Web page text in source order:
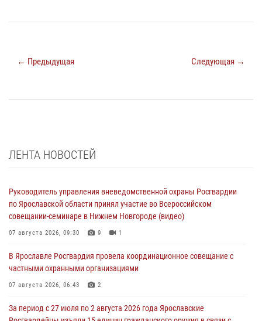
← Предыдущая Следующая →
ЛЕНТА НОВОСТЕЙ
Руководитель управления вневедомственной охраны Росгвардии
по Ярославской области принял участие во Всероссийском
совещании-семинаре в Нижнем Новгороде (видео)
07 августа 2026, 09:30 9 1
В Ярославле Росгвардия провела координационное совещание с
частными охранными организациями
07 августа 2026, 06:43 2
За период с 27 июля по 2 августа 2026 года Ярославские